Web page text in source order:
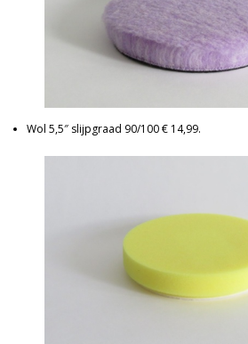
Wol 5,5″ slijpgraad 90/100 € 14,99.